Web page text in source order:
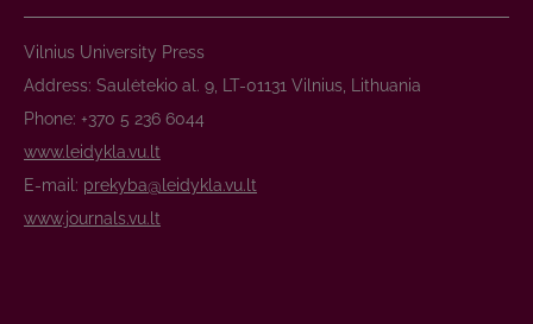
Vilnius University Press
Address: Saulėtekio al. 9, LT-01131 Vilnius, Lithuania
Phone: +370 5 236 6044
www.leidykla.vu.lt
E-mail: prekyba@leidykla.vu.lt
www.journals.vu.lt